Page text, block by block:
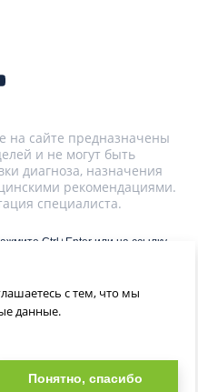
на сайте предназначены
и не могут быть
диагноза, назначения
рекомендациями.
специалиста.
Ctrl+Enter или на ссылку
с тем, что мы
данные.
Понятно, спасибо